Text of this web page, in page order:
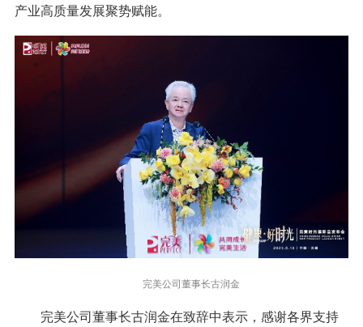
产业高质量发展聚势赋能。
完美公司董事长古润金
完美公司董事长古润金在致辞中表示，感谢各界支持